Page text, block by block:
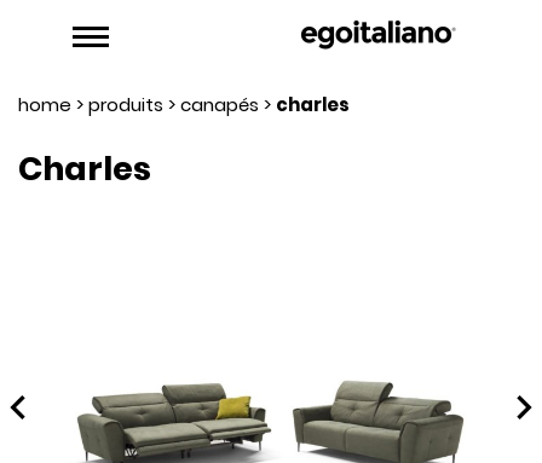
home >produits >canapés > charles
Charles